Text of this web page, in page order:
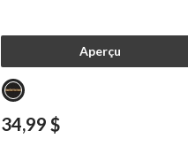
Aperçu
34,99 $